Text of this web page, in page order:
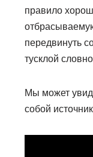
правило
передвинуть
тусклой
Мы может
собой